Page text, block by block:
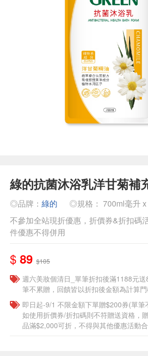
綠的抗菌沐浴乳洋甘菊補
◎品牌： 綠的
◎規格： 700ml毫升
不參加全站現折優惠，折價券&折扣碼
件優惠不得併用
$ 89 $105
週六美妝個清日_單筆折扣後滿1188元
筆不累贈，回饋皆以折扣後金額為計算
即日起-9/1 不限金額下單贈$200券(單筆
如使用折價券/折扣碼則不符贈送資格，
品滿$2,000可折，不得與其他優惠活動